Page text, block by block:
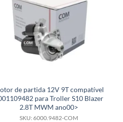
de partida 12V 9T compatível
para Troller S10 Blazer
2.8T MWM ano00>
SKU: 6000.9482-COM